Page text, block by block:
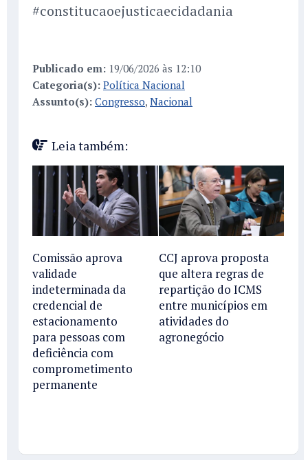
#constitucaoejusticaecidadania
Publicado em: 19/06/2026 às 12:10
Categoria(s): Política Nacional
Assunto(s): Congresso, Nacional
Leia também:
Comissão aprova
validade
indeterminada da
credencial de
estacionamento
para pessoas com
deficiência com
comprometimento
permanente
CCJ aprova proposta
que altera regras de
repartição do ICMS
entre municípios em
atividades do
agronegócio